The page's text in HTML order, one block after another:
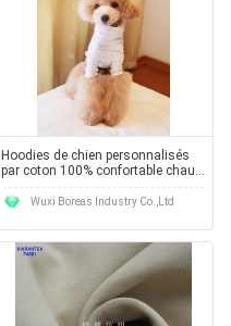
Hoodies de chien personnalisés
par coton 100% confortable chaud
de blanc
Wuxi Boreas Industry Co.,Ltd